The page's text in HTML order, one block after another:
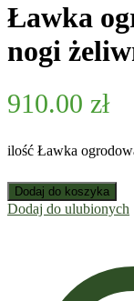
Ławka
nogi
910.00 zł
ilość Ławka
Dodaj do koszyka
Dodaj do ulubionych